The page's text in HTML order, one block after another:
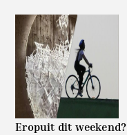
Eropuit dit weekend?